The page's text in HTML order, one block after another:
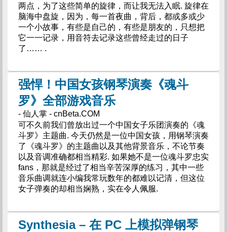
两点，为了这些简单的旋律，而让我无法入眠. 旋律在
脑海中盘旋，因为，每一首夜曲，背后，都或多或少
一个小故事，有些是自己的，有些是朋友的，只想把
它一一记录，用音符去记录这些曾经走过的日子
了…… .
强悍！中国女孩钢琴演奏《魂斗
罗》全部游戏音乐
- 仙人掌 - cnBeta.COM
可不久前我们曾放出过一个中国女子乐团演奏的《魂
斗罗》主题曲. 今天仍然是一位中国女孩，用钢琴演奏
了《魂斗罗》的主题曲以及其他背景音乐，不论节奏
以及音调准确都相当精彩. 如果她不是一位魂斗罗忠实
fans，那就是经过了相当辛苦深厚的练习，其中一些
音乐曲调就连小编我常玩数年的都难以记清，但这位
女子弹奏的却相当娴熟，实在令人佩服.
Synthesia – 在 PC 上模拟弹钢琴